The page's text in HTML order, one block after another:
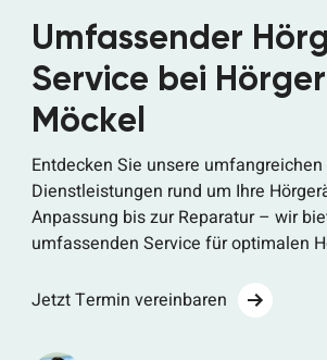
Umfassender
Service bei
Möckel
Entdecken Sie unsere umfangreichen
Dienstleistungen rund um Ihre
Anpassung bis zur Reparatur – wir
umfassenden Service für optimalen
Jetzt Termin vereinbaren